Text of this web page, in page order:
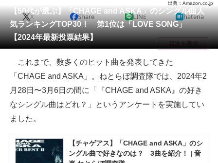
会員記事
メディア
注目記事を集めた総合ページ
ITの今と未来を見通す
スマホと通信の最新トレンド
好きが集まる 比べて選べる
ビジネスと働き方のヒント
【50代が選ぶ】「CHAGE and ASKA」のシングル曲人
気ランキングTOP30！ 第1位は「LOVE SONG」
【2024年最新投票結果】
出典：Amazon.co.jp
X Share LINE hatena
目次を表示
これまで、数多くのヒット曲を発表してきた
「CHAGE and ASKA」。ねとらぼ調査隊では、2024年2
月28日〜3月6日の間に「『CHAGE and ASKA』の好き
なシングル曲はどれ？」というアンケートを実施してい
ました。
【チャゲアス】「CHAGE and ASKA」のシ
ングル曲で好きなのは？ 3曲を紹介！ | 音